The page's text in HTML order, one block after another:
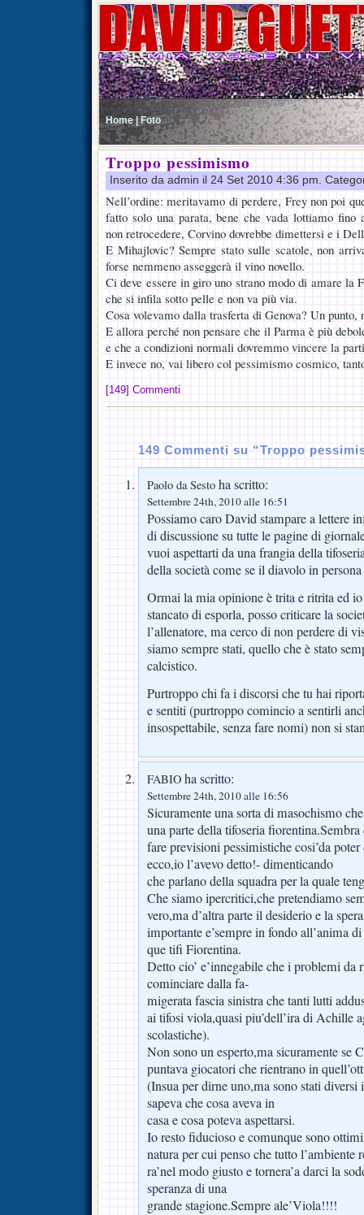
Home | Foto
Troppo pessimismo
Inserito da admin il 24 Set 2010 4:36 pm.
Nell’ordine: meritavamo di perdere, Frey non poi
fatto solo una parata, bene che vada lottiamo fino
non retrocedere, Corvino dovrebbe dimettersi e i
E Mihajlovic? Sempre stato sulle scatole, non
forse nemmeno asseggerà il vino novello.
Ci deve essere in giro uno strano modo di amare la
che si infila sotto pelle e non va più via.
Cosa volevamo dalla trasferta di Genova? Un punto,
E allora perché non pensare che il Parma è più
e che a condizioni normali dovremmo vincere la
E invece no, vai libero col pessimismo cosmico,
[149] Commenti
149 Commenti su “Troppo
Paolo da Sesto ha scritto:
Settembre 24th, 2010 alle 16:51
Possiamo caro David stampare a lettere
di discussione su tutte le pagine di
vuoi aspettarti da una frangia della
della società come se il diavolo in persona
Ormai la mia opinione è trita e ritrita ed
stancato di esporla, posso criticare la
l’allenatore, ma cerco di non perdere di
siamo sempre stati, quello che è stato
calcistico.
Purtroppo chi fa i discorsi che tu hai
e sentiti (purtroppo comincio a sentirli
insospettabile, senza fare nomi) non si
FABIO ha scritto:
Settembre 24th, 2010 alle 16:56
Sicuramente una sorta di masochismo
una parte della tifoseria
fare previsioni pessimistiche cosi’da
ecco,io l’avevo detto!- dimenticando
che parlano della squadra per la quale
Che siamo ipercritici,che pretendiamo
vero,ma d’altra parte il desiderio e la
importante e’sempre in fondo all’anima
que tifi Fiorentina.
Detto cio’ e’innegabile che i problemi da
cominciare dalla fa-
migerata fascia sinistra che tanti lutti
ai tifosi viola,quasi piu’dell’ira di Achille
scolastiche).
Non sono un esperto,ma sicuramente se
puntava giocatori che rientrano in
(Insua per dirne uno,ma sono stati
sapeva che cosa aveva in
casa e cosa poteva aspettarsi.
Io resto fiducioso e comunque sono
natura per cui penso che tutto l’ambiente
ra’nel modo giusto e tornera’a darci la
speranza di una
grande stagione.Sempre ale’Viola!!!!